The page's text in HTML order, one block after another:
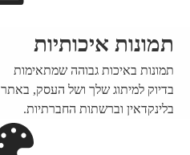
תמונות איכותיות
תמונות באיכות גבוהה שמתאימות
בדיוק למיתוג שלך ושל העסק, באתר
בלינקדאין וברשתות החברתיות.